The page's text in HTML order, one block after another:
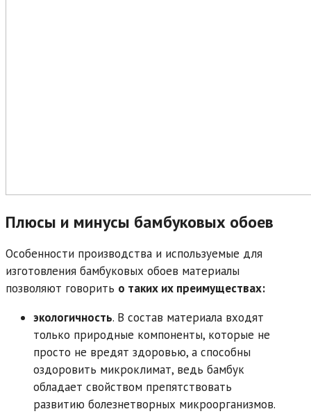
Плюсы и минусы бамбуковых обоев
Особенности производства и используемые для
изготовления бамбуковых обоев материалы
позволяют говорить о таких их преимуществах:
экологичность. В состав материала входят
только природные компоненты, которые не
просто не вредят здоровью, а способны
оздоровить микроклимат, ведь бамбук
обладает свойством препятствовать
развитию болезнетворных микроорганизмов.